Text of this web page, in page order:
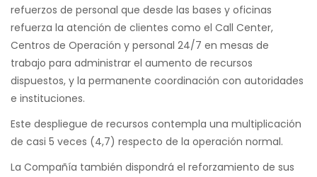
refuerzos de personal que desde las bases y oficinas
refuerza la atención de clientes como el Call Center,
Centros de Operación y personal 24/7 en mesas de
trabajo para administrar el aumento de recursos
dispuestos, y la permanente coordinación con autoridades
e instituciones.
Este despliegue de recursos contempla una multiplicación
de casi 5 veces (4,7) respecto de la operación normal.
La Compañía también dispondrá el reforzamiento de sus